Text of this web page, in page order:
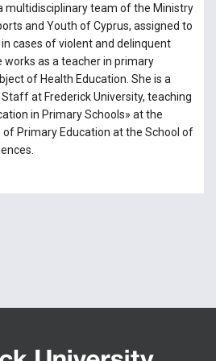
multidisciplinary team of the Ministry
and Youth of Cyprus, assigned to
cases of violent and delinquent
works as a teacher in primary
of Health Education. She is a
at Frederick University, teaching
in Primary Schools» at the
Primary Education at the School of